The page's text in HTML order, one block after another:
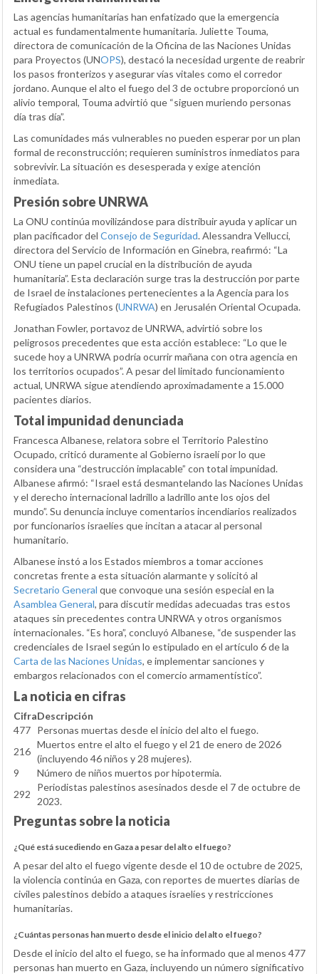
Las agencias humanitarias han enfatizado que la emergencia
actual es fundamentalmente humanitaria. Juliette Touma,
directora de comunicación de la Oficina de las Naciones Unidas
para Proyectos (UNOPS), destacó la necesidad urgente de reabrir
los pasos fronterizos y asegurar vías vitales como el corredor
jordano. Aunque el alto el fuego del 3 de octubre proporcionó un
alivio temporal, Touma advirtió que “siguen muriendo personas
día tras día”.
Las comunidades más vulnerables no pueden esperar por un plan
formal de reconstrucción; requieren suministros inmediatos para
sobrevivir. La situación es desesperada y exige atención
inmediata.
Presión sobre UNRWA
La ONU continúa movilizándose para distribuir ayuda y aplicar un
plan pacificador del Consejo de Seguridad. Alessandra Vellucci,
directora del Servicio de Información en Ginebra, reafirmó: “La
ONU tiene un papel crucial en la distribución de ayuda
humanitaria”. Esta declaración surge tras la destrucción por parte
de Israel de instalaciones pertenecientes a la Agencia para los
Refugiados Palestinos (UNRWA) en Jerusalén Oriental Ocupada.
Jonathan Fowler, portavoz de UNRWA, advirtió sobre los
peligrosos precedentes que esta acción establece: “Lo que le
sucede hoy a UNRWA podría ocurrir mañana con otra agencia en
los territorios ocupados”. A pesar del limitado funcionamiento
actual, UNRWA sigue atendiendo aproximadamente a 15.000
pacientes diarios.
Total impunidad denunciada
Francesca Albanese, relatora sobre el Territorio Palestino
Ocupado, criticó duramente al Gobierno israelí por lo que
considera una “destrucción implacable” con total impunidad.
Albanese afirmó: “Israel está desmantelando las Naciones Unidas
y el derecho internacional ladrillo a ladrillo ante los ojos del
mundo”. Su denuncia incluye comentarios incendiarios realizados
por funcionarios israelíes que incitan a atacar al personal
humanitario.
Albanese instó a los Estados miembros a tomar acciones
concretas frente a esta situación alarmante y solicitó al
Secretario General que convoque una sesión especial en la
Asamblea General, para discutir medidas adecuadas tras estos
ataques sin precedentes contra UNRWA y otros organismos
internacionales. “Es hora”, concluyó Albanese, “de suspender las
credenciales de Israel según lo estipulado en el artículo 6 de la
Carta de las Naciones Unidas, e implementar sanciones y
embargos relacionados con el comercio armamentístico”.
La noticia en cifras
CifraDescripción
477 Personas muertas desde el inicio del alto el fuego.
216
Muertos entre el alto el fuego y el 21 de enero de 2026
(incluyendo 46 niños y 28 mujeres).
9
Número de niños muertos por hipotermia.
292
Periodistas palestinos asesinados desde el 7 de octubre de
2023.
Preguntas sobre la noticia
¿Qué está sucediendo en Gaza a pesar del alto el fuego?
A pesar del alto el fuego vigente desde el 10 de octubre de 2025,
la violencia continúa en Gaza, con reportes de muertes diarias de
civiles palestinos debido a ataques israelíes y restricciones
humanitarias.
¿Cuántas personas han muerto desde el inicio del alto el fuego?
Desde el inicio del alto el fuego, se ha informado que al menos 477
personas han muerto en Gaza, incluyendo un número significativo